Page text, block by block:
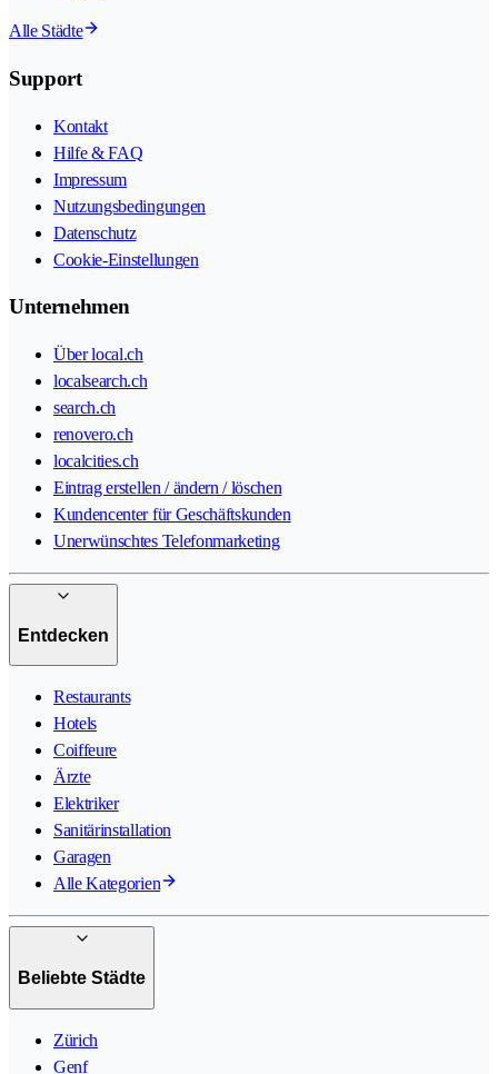
Alle Städte
Support
Kontakt
Hilfe & FAQ
Impressum
Nutzungsbedingungen
Datenschutz
Cookie-Einstellungen
Unternehmen
Über local.ch
localsearch.ch
search.ch
renovero.ch
localcities.ch
Eintrag erstellen / ändern / löschen
Kundencenter für Geschäftskunden
Unerwünschtes Telefonmarketing
Entdecken
Restaurants
Hotels
Coiffeure
Ärzte
Elektriker
Sanitärinstallation
Garagen
Alle Kategorien
Beliebte Städte
Zürich
Genf